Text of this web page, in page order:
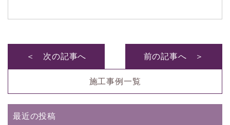
＜ 次の記事へ
施工事例一覧
前の記事へ ＞
最近の投稿